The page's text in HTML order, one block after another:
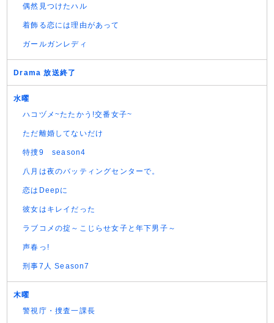
偶然見つけたハル
着飾る恋には理由があって
ガールガンレディ
Drama 放送終了
水曜
ハコヅメ~たたかう!交番女子~
ただ離婚してないだけ
特捜9 season4
八月は夜のバッティングセンターで。
恋はDeepに
彼女はキレイだった
ラブコメの掟～こじらせ女子と年下男子～
声春っ!
刑事7人 Season7
木曜
警視庁・捜査一課長